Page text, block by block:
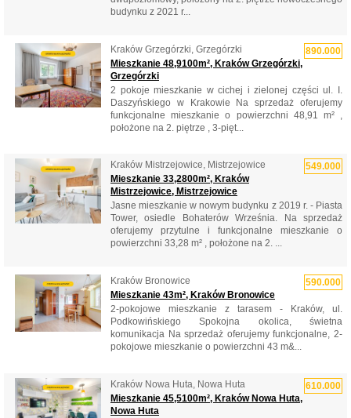
budynku z 2021 r...
890.000
Kraków Grzegórzki, Grzegórzki
Mieszkanie 48,9100m², Kraków Grzegórzki,
Grzegórzki
2 pokoje mieszkanie w cichej i zielonej części ul. I.
Daszyńskiego w Krakowie Na sprzedaż oferujemy
funkcjonalne mieszkanie o powierzchni 48,91 m² ,
położone na 2. piętrze , 3-pięt...
549.000
Kraków Mistrzejowice, Mistrzejowice
Mieszkanie 33,2800m², Kraków
Mistrzejowice, Mistrzejowice
Jasne mieszkanie w nowym budynku z 2019 r. - Piasta
Tower, osiedle Bohaterów Września. Na sprzedaż
oferujemy przytulne i funkcjonalne mieszkanie o
powierzchni 33,28 m² , położone na 2. ...
590.000
Kraków Bronowice
Mieszkanie 43m², Kraków Bronowice
2-pokojowe mieszkanie z tarasem - Kraków, ul.
Podkowińskiego Spokojna okolica, świetna
komunikacja Na sprzedaż oferujemy funkcjonalne, 2-
pokojowe mieszkanie o powierzchni 43 m&...
610.000
Kraków Nowa Huta, Nowa Huta
Mieszkanie 45,5100m², Kraków Nowa Huta,
Nowa Huta